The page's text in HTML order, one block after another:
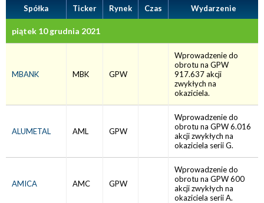
Spółka Ticker Rynek Czas Wydarzenie
piątek 10 grudnia 2021
MBANK MBK GPW
Wprowadzenie do
obrotu na GPW
917.637 akcji
zwykłych na
okaziciela.
ALUMETAL AML GPW
Wprowadzenie do
obrotu na GPW 6.016
akcji zwykłych na
okaziciela serii G.
AMICA AMC GPW
Wprowadzenie do
obrotu na GPW 600
akcji zwykłych na
okaziciela serii A.